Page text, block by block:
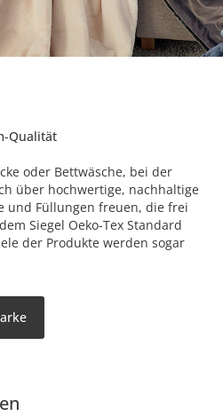
Qualität
oder Bettwäsche, bei der
über hochwertige, nachhaltige
und Füllungen freuen, die frei
Siegel Oeko-Tex Standard
der Produkte werden sogar